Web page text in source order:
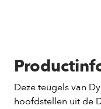
Deze teugels van
hoofdstellen uit de